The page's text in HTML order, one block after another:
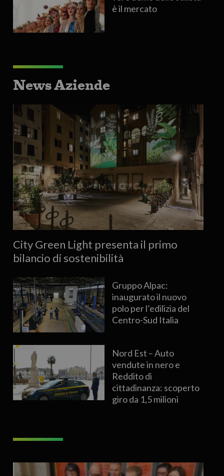
è il mercato
News Aziende
City Green Light presenta il primo
bilancio di sostenibilità
Gruppo Alpac:
inaugurato il nuovo
polo per l’edilizia del
Centro-Sud Italia
Nord Est – Auto
vendute in nero e
Reddito di
cittadinanza: scoperto
giro da 1,5 milioni